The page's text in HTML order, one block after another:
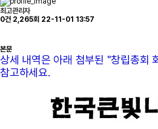
최고관리자
0건 2,265회 22-11-01 13:57
본문
상세 내역은 아래 첨부된 "창립총회
참고하세요.